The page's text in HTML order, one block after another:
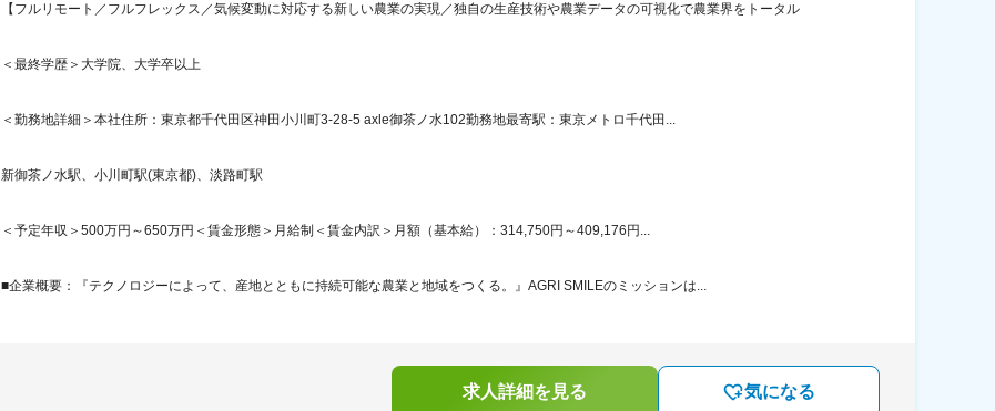
【フルリモート／フルフレックス／気候変動に対応する新しい農業の実現／独自の生産技術や農業データの可視化で農業界をトータル
＜最終学歴＞大学院、大学卒以上
＜勤務地詳細＞本社住所：東京都千代田区神田小川町3-28-5 axle御茶ノ水102勤務地最寄駅：東京メトロ千代田...
新御茶ノ水駅、小川町駅(東京都)、淡路町駅
＜予定年収＞500万円～650万円＜賃金形態＞月給制＜賃金内訳＞月額（基本給）：314,750円～409,176円...
■企業概要：『テクノロジーによって、産地とともに持続可能な農業と地域をつくる。』AGRI SMILEのミッションは...
求人詳細を見る 気になる